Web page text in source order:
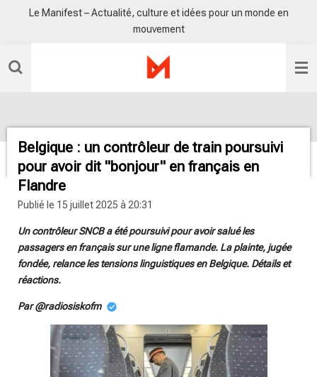
Passer
principal
Le Manifest – Actualité, culture et idées pour un monde en
mouvement
Belgique : un contrôleur de train poursuivi
pour avoir dit "bonjour" en français en
Flandre
Publié le 15 juillet 2025 à 20:31
Un contrôleur SNCB a été poursuivi pour avoir salué les
passagers en français sur une ligne flamande. La plainte, jugée
fondée, relance les tensions linguistiques en Belgique. Détails et
réactions.
Par @radiosiskofm